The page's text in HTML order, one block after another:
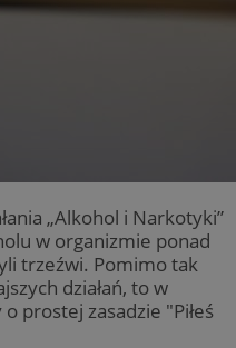
„Alkohol i Narkotyki”
w organizmie ponad
trzeźwi. Pomimo tak
działań, to w
prostej zasadzie "Piłeś